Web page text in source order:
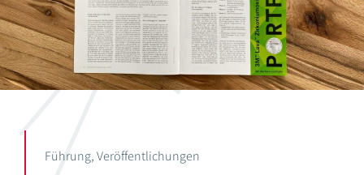
Führung,Veröffentlichungen